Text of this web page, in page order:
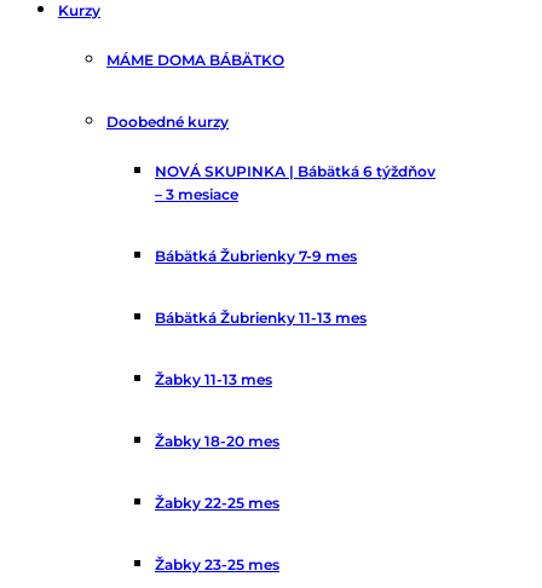
Kurzy
MÁME DOMA BÁBÄTKO
Doobedné kurzy
NOVÁ SKUPINKA | Bábätká 6 týždňov
– 3 mesiace
Bábätká Žubrienky 7-9 mes
Bábätká Žubrienky 11-13 mes
Žabky 11-13 mes
Žabky 18-20 mes
Žabky 22-25 mes
Žabky 23-25 mes